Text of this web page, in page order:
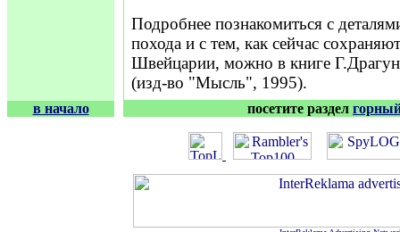
Подробнее познакомиться с
похода и с тем, как сейчас
Швейцарии, можно в книге
(изд-во "Мысль", 1995).
в начало посетите раздел